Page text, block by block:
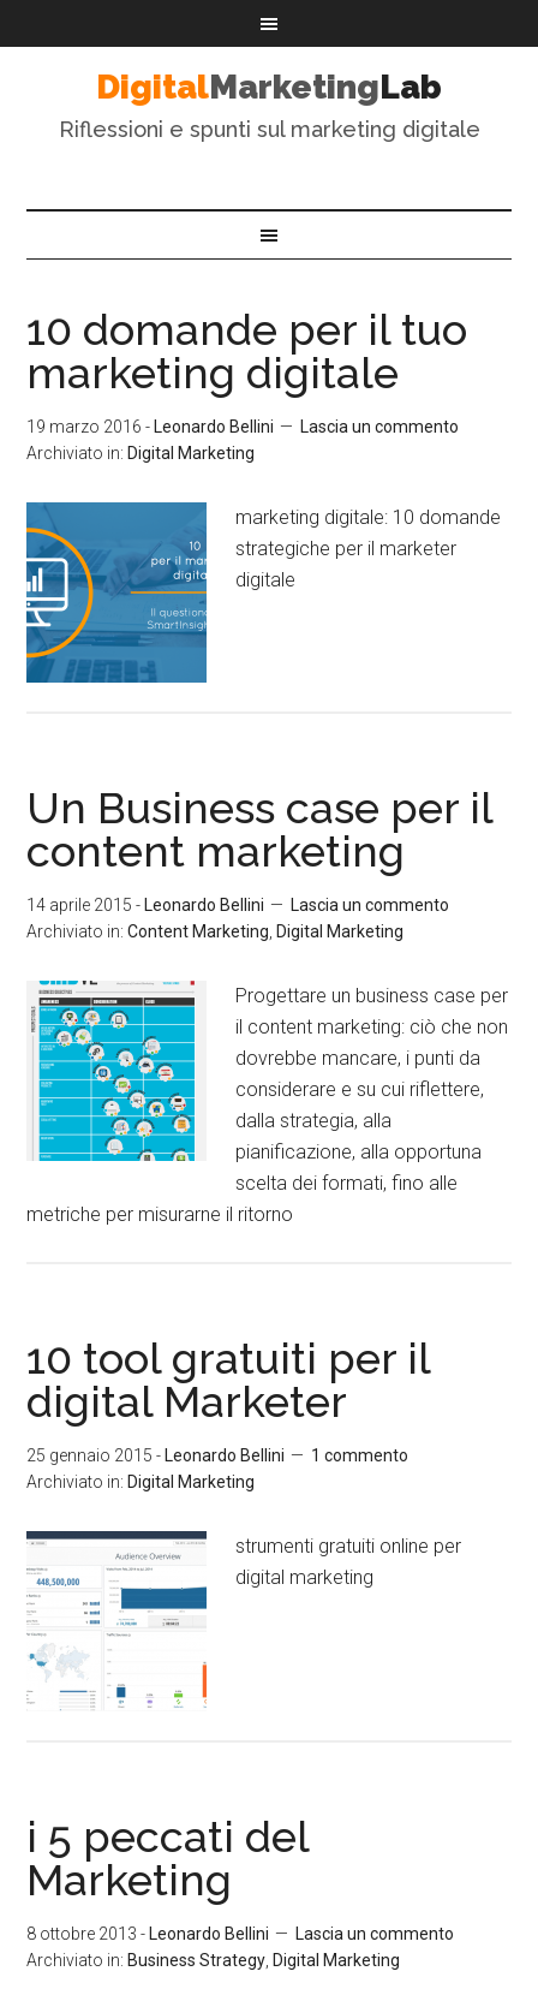
DigitalMarketingLab
Riflessioni e spunti sul marketing digitale
10 domande per il tuo
marketing digitale
19 marzo 2016 - Leonardo Bellini
Lascia un commento
Archiviato in: Digital Marketing
marketing digitale: 10 domande
strategiche per il marketer
digitale
Un Business case per il
content marketing
14 aprile 2015 - Leonardo Bellini
Lascia un commento
Archiviato in:Content Marketing Digital Marketing
Progettare un business case per
il content marketing: ciò che non
dovrebbe mancare, i punti da
considerare e su cui riflettere,
dalla strategia, alla
pianificazione, alla opportuna
scelta dei formati, fino alle
metriche per misurarne il ritorno
10 tool gratuiti per il
digital Marketer
25 gennaio 2015 - Leonardo Bellini
1 commento
Archiviato in: Digital Marketing
strumenti gratuiti online per
digital marketing
i 5 peccati del
Marketing
8 ottobre 2013 - Leonardo Bellini
Lascia un commento
Archiviato in: Business Strategy Digital Marketing